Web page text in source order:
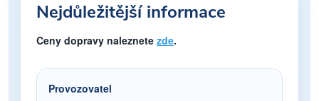
Nejdůležitější informace
Ceny dopravy naleznete zde.
Provozovatel